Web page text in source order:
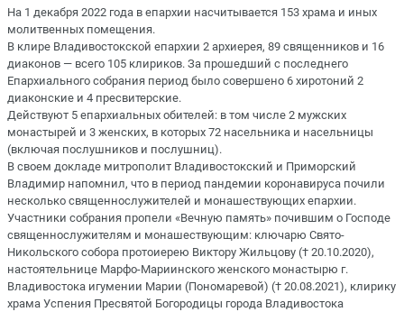
На 1 декабря 2022 года в епархии насчитывается 153 храма и иных
молитвенных помещения.
В клире Владивостокской епархии 2 архиерея, 89 священников и 16
диаконов — всего 105 клириков. За прошедший с последнего
Епархиального собрания период было совершено 6 хиротоний 2
диаконские и 4 пресвитерские.
Действуют 5 епархиальных обителей: в том числе 2 мужских
монастырей и 3 женских, в которых 72 насельника и насельницы
(включая послушников и послушниц).
В своем докладе митрополит Владивостокский и Приморский
Владимир напомнил, что в период пандемии коронавируса почили
несколько священнослужителей и монашествующих епархии.
Участники собрания пропели «Вечную память» почившим о Господе
священнослужителям и монашествующим: ключарю Свято-
Никольского собора протоиерею Виктору Жильцову († 20.10.2020),
настоятельнице Марфо-Мариинского женского монастырю г.
Владивостока игумении Марии (Пономаревой) († 20.08.2021), клирику
храма Успения Пресвятой Богородицы города Владивостока